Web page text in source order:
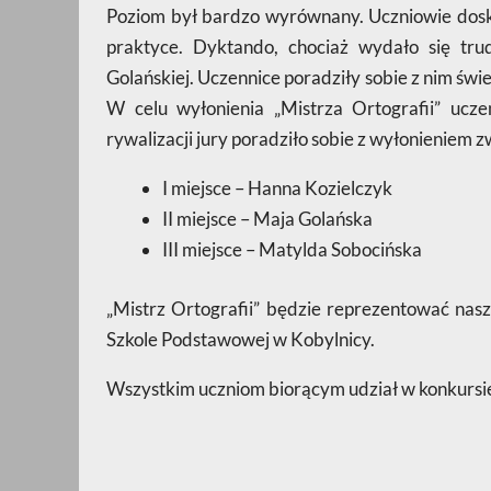
Poziom był bardzo wyrównany. Uczniowie
praktyce. Dyktando, chociaż wydało się
Golańskiej. Uczennice poradziły sobie z nim
W celu wyłonienia „Mistrza Ortografii”
rywalizacji jury poradziło sobie z wyłonieniem
I miejsce – Hanna Kozielczyk
II miejsce – Maja Golańska
III miejsce – Matylda Sobocińska
„Mistrz Ortografii” będzie reprezentować
Szkole Podstawowej w Kobylnicy.
Wszystkim uczniom biorącym udział w